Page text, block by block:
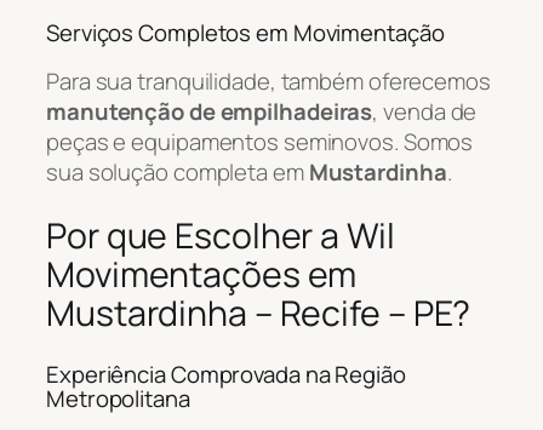
Serviços Completos em Movimentação
Para sua tranquilidade, também oferecemos
manutenção de empilhadeiras, venda de
peças e equipamentos seminovos. Somos
sua solução completa emMustardinha.
Por que Escolher a Wil
Movimentações em
Mustardinha – Recife – PE?
Experiência Comprovada na Região
Metropolitana